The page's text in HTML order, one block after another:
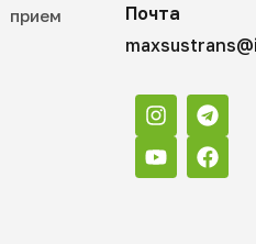
прием
Почта